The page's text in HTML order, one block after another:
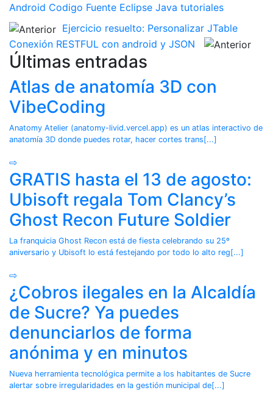
Android Codigo Fuente Eclipse Java tutoriales
Ejercicio resuelto: Personalizar JTable
Conexión RESTFUL con android y JSON
Últimas entradas
Atlas de anatomía 3D con
VibeCoding
Anatomy Atelier (anatomy-livid.vercel.app) es un atlas interactivo de
anatomía 3D donde puedes rotar, hacer cortes trans[...]
⇨
GRATIS hasta el 13 de agosto:
Ubisoft regala Tom Clancy’s
Ghost Recon Future Soldier
La franquicia Ghost Recon está de fiesta celebrando su 25º
aniversario y Ubisoft lo está festejando por todo lo alto reg[...]
⇨
¿Cobros ilegales en la Alcaldía
de Sucre? Ya puedes
denunciarlos de forma
anónima y en minutos
Nueva herramienta tecnológica permite a los habitantes de Sucre
alertar sobre irregularidades en la gestión municipal de[...]